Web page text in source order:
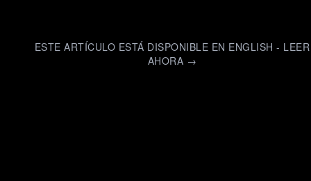
ESTE ARTÍCULO ESTÁ DISPONIBLE EN ENGLISH - LEER
AHORA →